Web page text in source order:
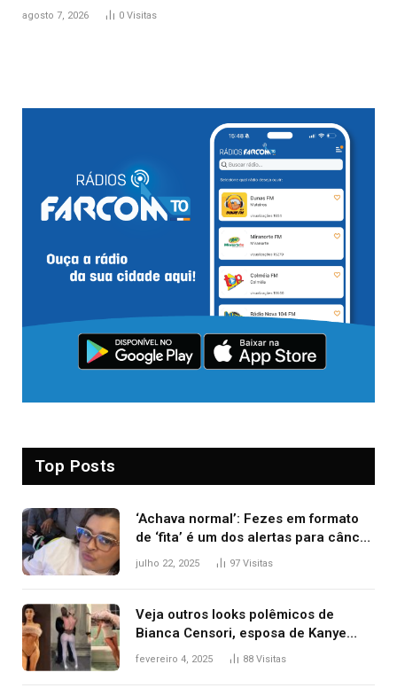
agosto 7, 2026 0 Visitas
Top Posts
‘Achava normal’: Fezes em formato
de ‘fita’ é um dos alertas para câncer
colorretal; relembre fala de Preta Gil
julho 22, 2025 97 Visitas
Veja outros looks polêmicos de
Bianca Censori, esposa de Kanye
West que apareceu nua no Grammy
fevereiro 4, 2025 88 Visitas